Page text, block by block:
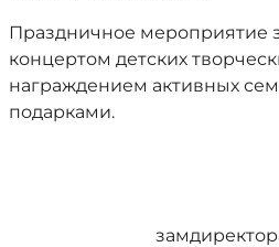
Праздничное мероприятие
концертом детских
награждением активных
подарками.